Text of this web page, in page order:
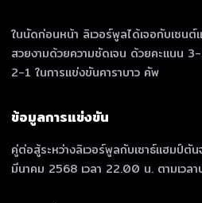
ในนัดก่อนหน้า ลิเวอร์พูลได้เจอกับเซนต์
สวยงามด้วยความชัดเจน ด้วยคะแนน
2-1 ในการแข่งขันคาราบาว คัพ
ข้อมูลการแข่งขัน
คู่ต่อสู้ระหว่างลิเวอร์พูลกับเซาธ์แฮมป์ตั
มีนาคม 2568 เวลา 22.00 น. ตามเวลา